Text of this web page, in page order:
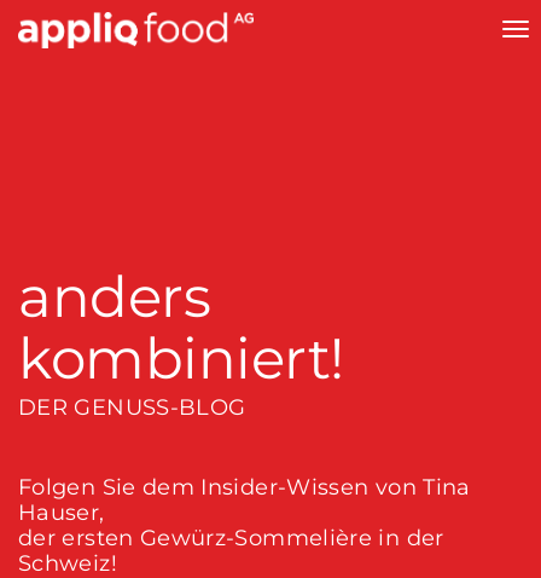
anders
kombiniert!
DER GENUSS-BLOG
Folgen Sie dem Insider-Wissen von Tina
Hauser,
der ersten Gewürz-Sommelière in der
Schweiz!